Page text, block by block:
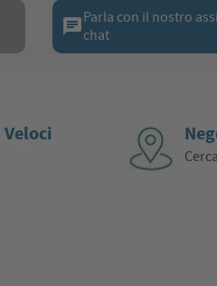
chatParla con il nostro
chat
Veloci